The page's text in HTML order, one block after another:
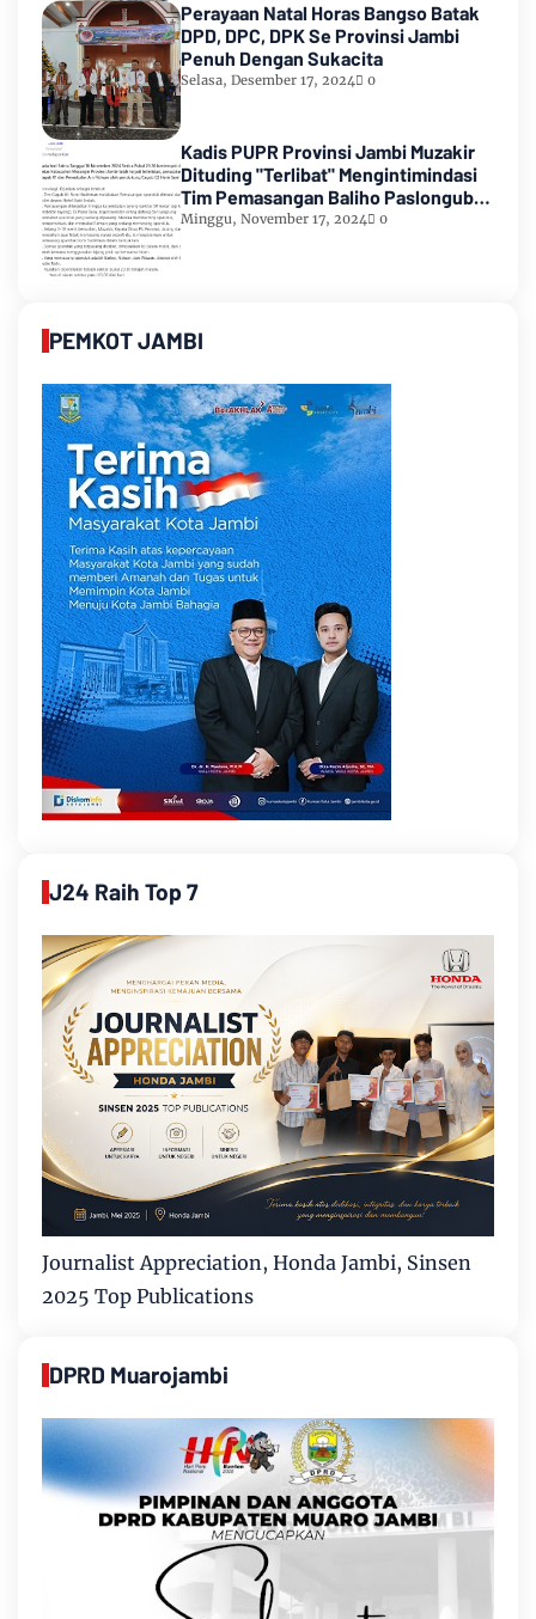
Perayaan Natal Horas Bangso Batak
DPD, DPC, DPK Se Provinsi Jambi
Penuh Dengan Sukacita
Selasa, Desember 17, 2024 0
Kadis PUPR Provinsi Jambi Muzakir
Dituding "Terlibat" Mengintimindasi
Tim Pemasangan Baliho Paslongub
Romi-Sudirman
Minggu, November 17, 2024 0
PEMKOT JAMBI
J24 Raih Top 7
Journalist Appreciation, Honda Jambi, Sinsen
2025 Top Publications
DPRD Muarojambi